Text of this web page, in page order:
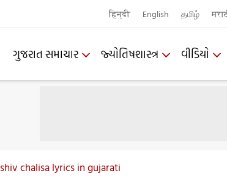
हिन्दी English தமிழ்
ગુજરાત સમાચાર જ્યોતિષશાસ્ત્ર વીડિયો
shiv chalisa lyrics in gujarati